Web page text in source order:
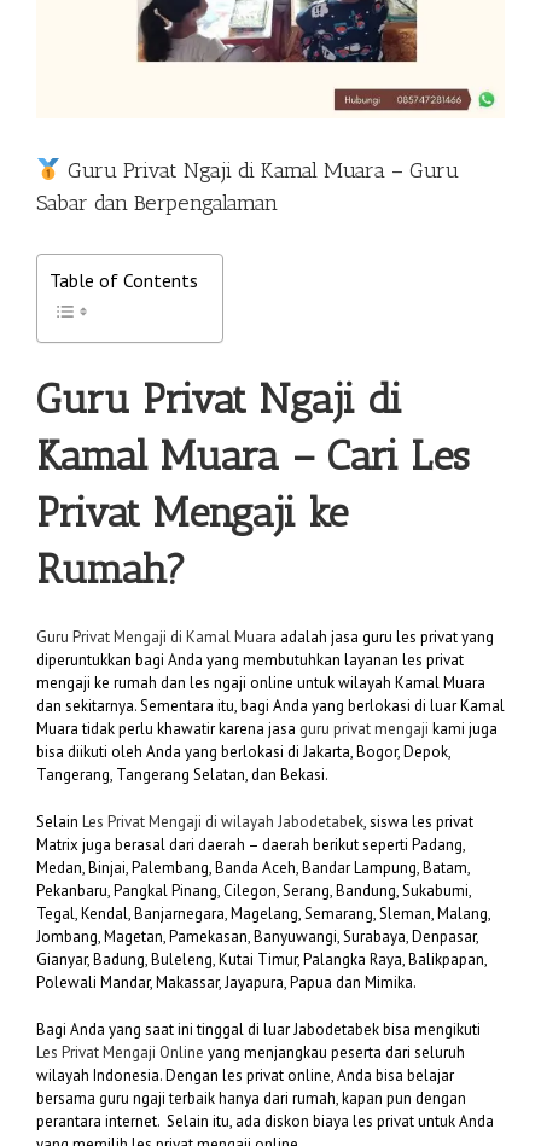
Guru Privat Ngaji di Kamal Muara – Guru
Sabar dan Berpengalaman
Table of Contents
Guru Privat Ngaji di
Kamal Muara – Cari Les
Privat Mengaji ke
Rumah?
Guru Privat Mengaji di Kamal Muara adalah jasa guru les privat yang
diperuntukkan bagi Anda yang membutuhkan layanan les privat
mengaji ke rumah dan les ngaji online untuk wilayah Kamal Muara
dan sekitarnya. Sementara itu, bagi Anda yang berlokasi di luar Kamal
Muara tidak perlu khawatir karena jasa guru privat mengaji kami juga
bisa diikuti oleh Anda yang berlokasi di Jakarta, Bogor, Depok,
Tangerang, Tangerang Selatan, dan Bekasi.
Selain Les Privat Mengaji di wilayah Jabodetabek, siswa les privat
Matrix juga berasal dari daerah – daerah berikut seperti Padang,
Medan, Binjai, Palembang, Banda Aceh, Bandar Lampung, Batam,
Pekanbaru, Pangkal Pinang, Cilegon, Serang, Bandung, Sukabumi,
Tegal, Kendal, Banjarnegara, Magelang, Semarang, Sleman, Malang,
Jombang, Magetan, Pamekasan, Banyuwangi, Surabaya, Denpasar,
Gianyar, Badung, Buleleng, Kutai Timur, Palangka Raya, Balikpapan,
Polewali Mandar, Makassar, Jayapura, Papua dan Mimika.
Bagi Anda yang saat ini tinggal di luar Jabodetabek bisa mengikuti
Les Privat Mengaji Online yang menjangkau peserta dari seluruh
wilayah Indonesia. Dengan les privat online, Anda bisa belajar
bersama guru ngaji terbaik hanya dari rumah, kapan pun dengan
perantara internet. Selain itu, ada diskon biaya les privat untuk Anda